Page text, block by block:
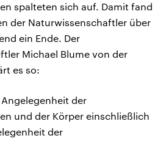
spalteten sich auf. Damit fand
der Naturwissenschaftler über
ein Ende. Der
Michael Blume von der
es so:
Angelegenheit der
und der Körper einschließlich
der